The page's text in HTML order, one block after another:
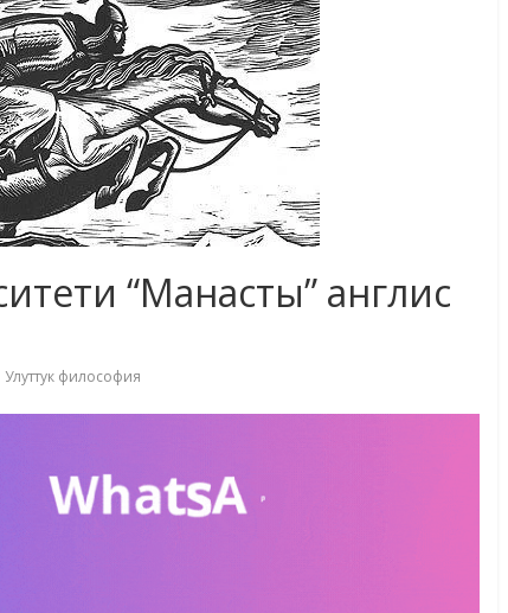
“Манасты” англис
Улуттук философия